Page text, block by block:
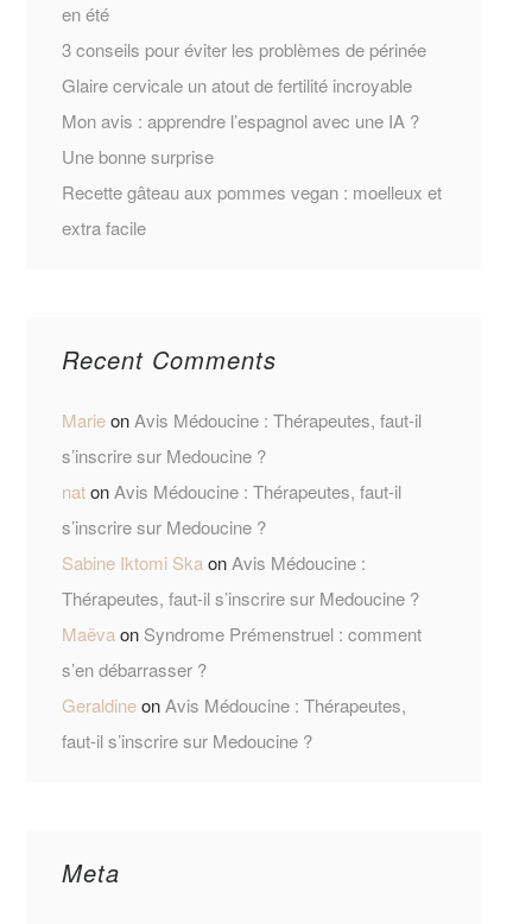
en été
3 conseils pour éviter les problèmes de périnée
Glaire cervicale un atout de fertilité incroyable
Mon avis : apprendre l’espagnol avec une IA ?
Une bonne surprise
Recette gâteau aux pommes vegan : moelleux et
extra facile
Recent Comments
MarieonAvis Médoucine : Thérapeutes, faut-il
s’inscrire sur Medoucine ?
natonAvis Médoucine : Thérapeutes, faut-il
s’inscrire sur Medoucine ?
Sabine Iktomi SkaonAvis Médoucine :
Thérapeutes, faut-il s’inscrire sur Medoucine ?
Maëvaon Syndrome Prémenstruel : comment
s’en débarrasser ?
GeraldineonAvis Médoucine : Thérapeutes,
faut-il s’inscrire sur Medoucine ?
Meta